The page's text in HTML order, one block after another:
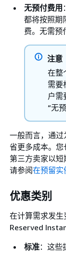
无预付费用
都将按照期
费。无需预
注意
在整
需要
户需
“无
一般而言，通
省更多成本。
第三方卖家以短
请参阅在预留实
优惠类别
在计算需求发
Reserved
标准：这些